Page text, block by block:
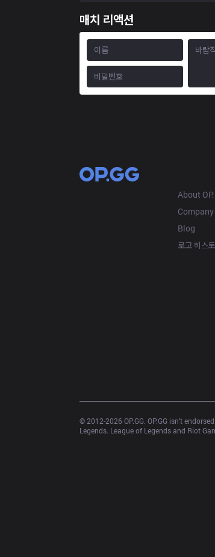
매치 리액션
About
Company
Blog
로고 히스
© 2012-2026 OP.GG. OP.GG isn’t
Legends. League of Legends and Riot